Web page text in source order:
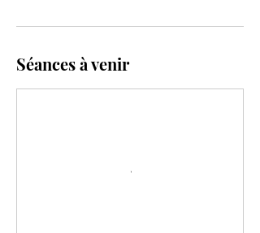
Séances à venir